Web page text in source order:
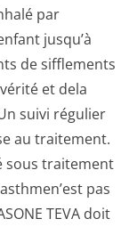
par
jusqu’à
de sifflements
et dela
suivi régulier
au traitement.
sous traitement
pas
TEVA doit